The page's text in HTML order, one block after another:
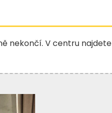
nekončí. V centru najdete